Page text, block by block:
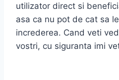
utilizator direct si
asa ca nu pot de cat sa
increderea. Cand veti
vostri, cu siguranta imi